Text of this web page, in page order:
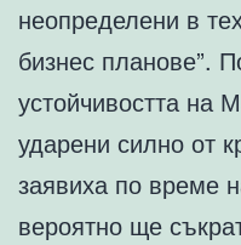
неопределени в
бизнес планове”.
устойчивостта на
ударени силно от
заявиха по време
вероятно ще